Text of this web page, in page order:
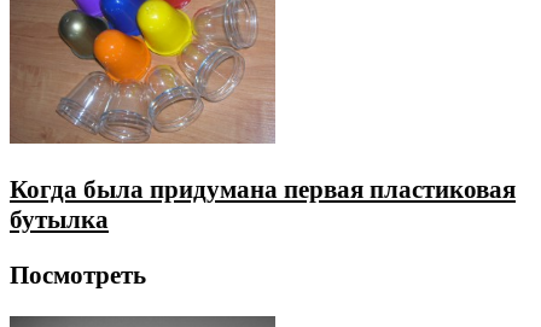
Когда была придумана первая пластиковая
бутылка
Посмотреть